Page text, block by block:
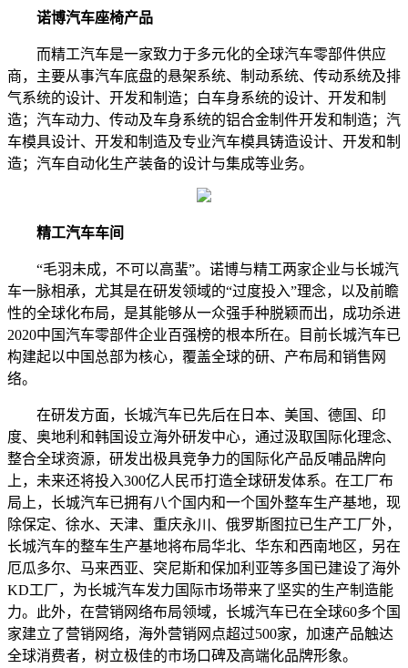
诺博汽车座椅产品
而精工汽车是一家致力于多元化的全球汽车零部件供应
商，主要从事汽车底盘的悬架系统、制动系统、传动系统及排
气系统的设计、开发和制造；白车身系统的设计、开发和制
造；汽车动力、传动及车身系统的铝合金制件开发和制造；汽
车模具设计、开发和制造及专业汽车模具铸造设计、开发和制
造；汽车自动化生产装备的设计与集成等业务。
精工汽车车间
“毛羽未成，不可以高蜚”。诺博与精工两家企业与长城汽
车一脉相承，尤其是在研发领域的“过度投入”理念，以及前瞻
性的全球化布局，是其能够从一众强手种脱颖而出，成功杀进
2020中国汽车零部件企业百强榜的根本所在。目前长城汽车已
构建起以中国总部为核心，覆盖全球的研、产布局和销售网
络。
在研发方面，长城汽车已先后在日本、美国、德国、印
度、奥地利和韩国设立海外研发中心，通过汲取国际化理念、
整合全球资源，研发出极具竞争力的国际化产品反哺品牌向
上，未来还将投入300亿人民币打造全球研发体系。在工厂布
局上，长城汽车已拥有八个国内和一个国外整车生产基地，现
除保定、徐水、天津、重庆永川、俄罗斯图拉已生产工厂外，
长城汽车的整车生产基地将布局华北、华东和西南地区，另在
厄瓜多尔、马来西亚、突尼斯和保加利亚等多国已建设了海外
KD工厂，为长城汽车发力国际市场带来了坚实的生产制造能
力。此外，在营销网络布局领域，长城汽车已在全球60多个国
家建立了营销网络，海外营销网点超过500家，加速产品触达
全球消费者，树立极佳的市场口碑及高端化品牌形象。